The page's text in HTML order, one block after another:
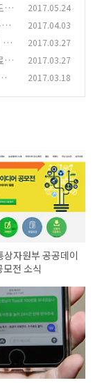
받
2017.05.24
2017.04.03
관
2017.03.27
로
2017.03.27
2017.03.18
상자원부 공공데이
전 소식